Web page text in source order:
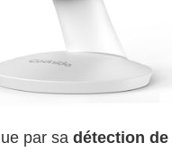
par sa détection de